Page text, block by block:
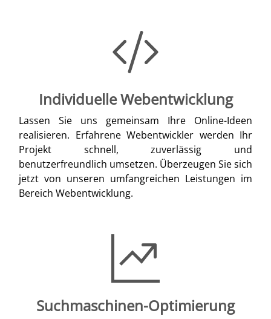
Individuelle Webentwicklung
Lassen Sie uns gemeinsam Ihre Online-Ideen
realisieren. Erfahrene Webentwickler werden Ihr
Projekt schnell, zuverlässig und
benutzerfreundlich umsetzen. Überzeugen Sie sich
jetzt von unseren umfangreichen Leistungen im
Bereich Webentwicklung.
Suchmaschinen-Optimierung